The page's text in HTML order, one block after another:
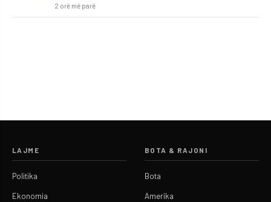
2 orë më parë
LAJME
Politika
Ekonomia
BOTA & RAJONI
Bota
Amerika